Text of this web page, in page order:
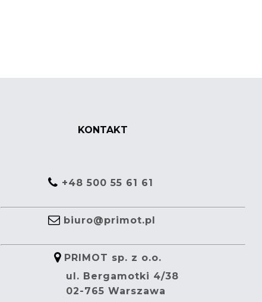
KONTAKT
+48 500 55 61 61
biuro@primot.pl
PRIMOT sp. z o.o.
ul. Bergamotki 4/38
02-765 Warszawa